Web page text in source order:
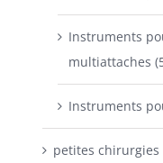
Instruments
multiattaches
Instruments
petites